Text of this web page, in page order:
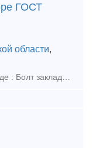
ГОСТ
области,
Предлагаем из наличия на нашем складе : Болт закладной 22Х175 ГОСТ 16017-79, в сборе. Комплектность: (Болт М22х175: 1 шт, Гайка М22: 1 шт, Шайба двухвитковая М22: 1 шт, Шайба-скоба ЦП-138: 1 шт, Из